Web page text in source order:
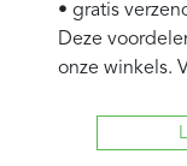
• gratis
Deze
onze winkels.